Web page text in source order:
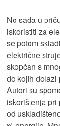
No sada u
iskoristiti za
se potom
električne
skopčan s
do kojih dolazi
Autori su
iskorištenja
od